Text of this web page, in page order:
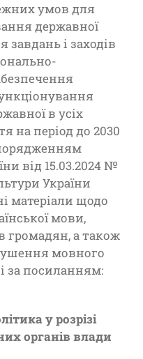
умов для
державної
і заходів
в усіх
на період до 2030
від 15.03.2024 №
України
матеріали щодо
мови,
громадян, а також
мовного
за посиланням:
у розрізі
органів влади